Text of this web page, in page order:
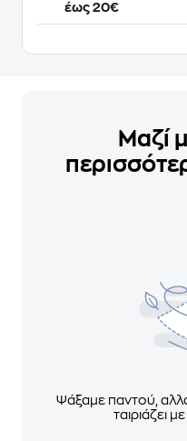
έως 20€
Μαζί
Ψάξαμε παντού,
ταιριάζει